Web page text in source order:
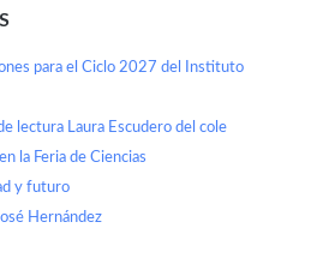
para el Ciclo 2027 del Instituto
lectura Laura Escudero del cole
la Feria de Ciencias
y futuro
Hernández